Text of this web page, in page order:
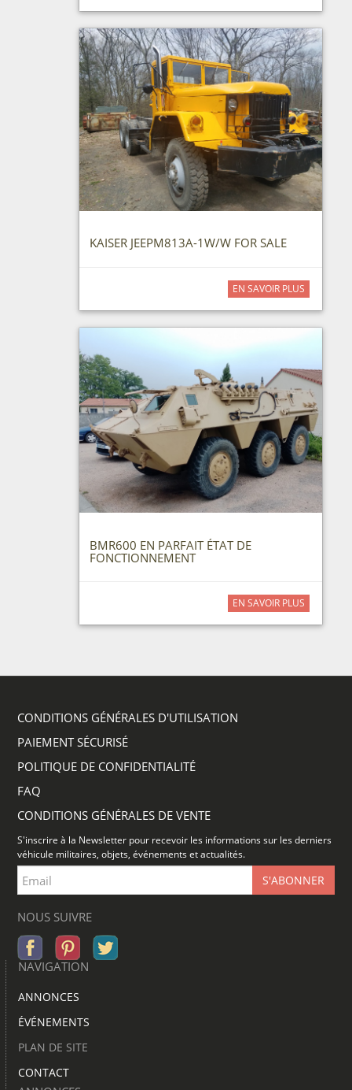
KAISER JEEPM813A-1W/W FOR SALE
EN SAVOIR PLUS
BMR600 EN PARFAIT ÉTAT DE
FONCTIONNEMENT
EN SAVOIR PLUS
CONDITIONS GÉNÉRALES D'UTILISATION
PAIEMENT SÉCURISÉ
POLITIQUE DE CONFIDENTIALITÉ
FAQ
CONDITIONS GÉNÉRALES DE VENTE
S'inscrire à la Newsletter pour recevoir les informations sur les derniers
véhicule militaires, objets, événements et actualités.
NOUS SUIVRE
NAVIGATION
ANNONCES
ÉVÉNEMENTS
PLAN DE SITE
CONTACT